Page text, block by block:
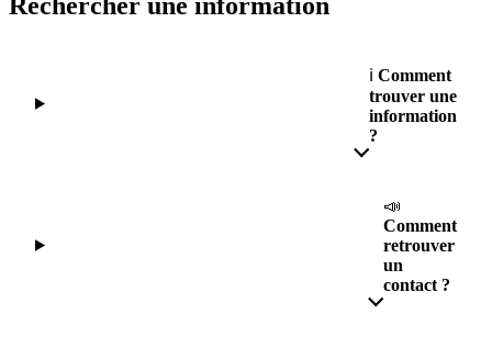
ℹ️ Comment
trouver une
information
?
📣
Comment
retrouver
un
contact ?